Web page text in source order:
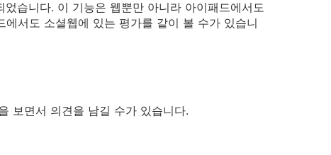
었습니다. 이 기능은 웹뿐만 아니라 아이패드에서도
서도 소셜웹에 있는 평가를 같이 볼 수가 있습니
보면서 의견을 남길 수가 있습니다.